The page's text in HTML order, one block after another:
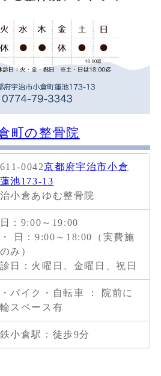
町の整骨院
0042京都府宇治市小倉
池173-13
小倉あゆむ整骨院
：9:00～19:00
日：9:00～18:00（実費施
み）
日：火曜日、金曜日、祝日
バイク・自転車 ： 院前に
スペース有
小倉駅：徒歩9分